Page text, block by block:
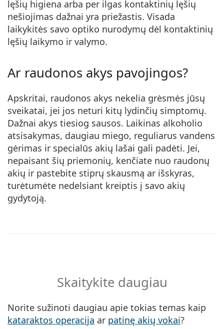
lęšių higiena arba per ilgas kontaktinių lęšių
nešiojimas dažnai yra priežastis. Visada
laikykitės savo optiko nurodymų dėl kontaktinių
lęšių laikymo ir valymo.
Ar raudonos akys pavojingos?
Apskritai, raudonos akys nekelia grėsmės jūsų
sveikatai, jei jos neturi kitų lydinčių simptomų.
Dažnai akys tiesiog sausos. Laikinas alkoholio
atsisakymas, daugiau miego, reguliarus vandens
gėrimas ir specialūs akių lašai gali padėti. Jei,
nepaisant šių priemonių, kenčiate nuo raudonų
akių ir pastebite stiprų skausmą ar išskyras,
turėtumėte nedelsiant kreiptis į savo akių
gydytoją.
Skaitykite daugiau
Norite sužinoti daugiau apie tokias temas kaip
kataraktos operacija ar patinę akių vokai?